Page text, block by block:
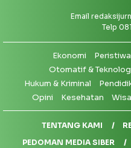
Email
Telp
Ekonomi Peristiwa
Otomatif &
Hukum & Kriminal
Opini
Kesehatan
TENTANG KAMI
PEDOMAN MEDIA SIBER